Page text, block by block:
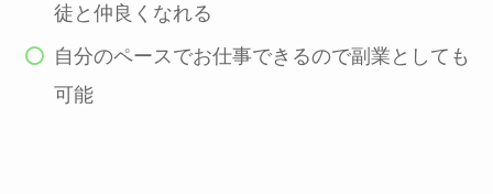
徒と仲良くなれる
自分のペースでお仕事できるので副業としても
可能